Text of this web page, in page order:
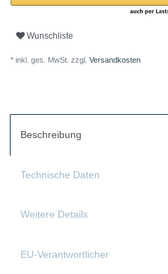
Wunschliste
* inkl. ges. MwSt. zzgl. Versandkosten
Beschreibung
Technische Daten
Weitere Details
EU-Verantwortlicher